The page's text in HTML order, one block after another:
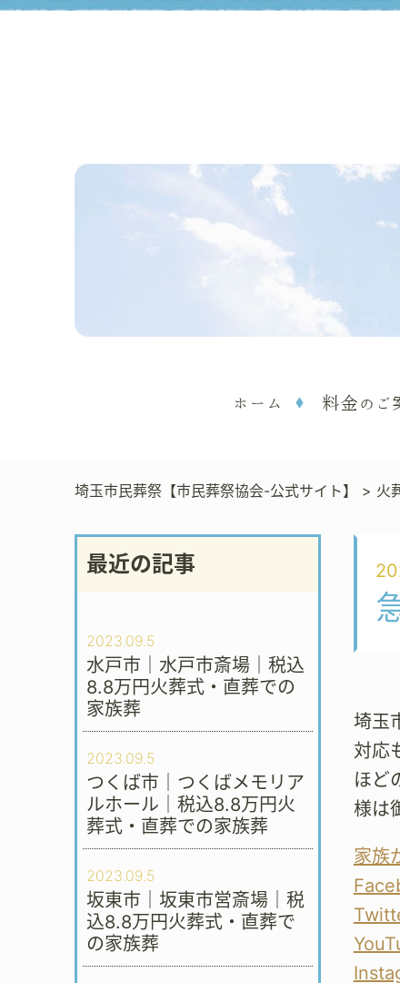
ホーム 料金のご
埼玉市民葬祭【市民葬祭協会-公式サイト】 > 火
最近の記事
2023.09.5
水戸市｜水戸市斎場｜税込
8.8万円火葬式・直葬での
家族葬
2023.09.5
つくば市｜つくばメモリア
ルホール｜税込8.8万円火
葬式・直葬での家族葬
2023.09.5
坂東市｜坂東市営斎場｜税
込8.8万円火葬式・直葬で
の家族葬
埼玉
対応
ほど
様は
家族